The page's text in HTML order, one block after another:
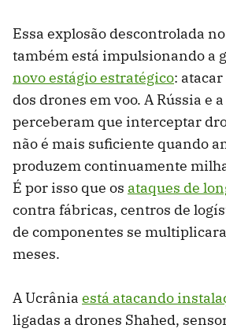
Essa explosão descontrolada
também está impulsionando a
novo estágio estratégico:
dos drones em voo. A Rússia e
perceberam que interceptar
não é mais suficiente quando
produzem continuamente
É por isso que os ataques de
contra fábricas, centros de
de componentes se
meses.
A Ucrânia está atacando
ligadas a drones Shahed,